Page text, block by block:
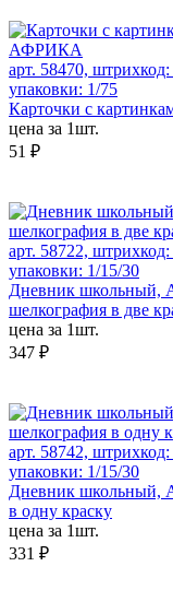
арт. 58470,
упаковки: 1/75
Карточки с
цена за 1шт.
51 ₽
арт. 58722,
упаковки: 1/15/30
Дневник школьный,
шелкография в две
цена за 1шт.
347 ₽
арт. 58742,
упаковки: 1/15/30
Дневник школьный,
в одну краску
цена за 1шт.
331 ₽